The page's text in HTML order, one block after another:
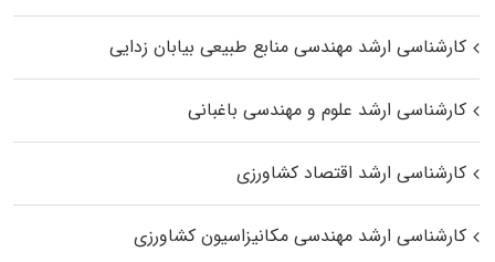
کارشناسی ارشد مهندسی منابع طبیعی بیابان زدایی
کارشناسی ارشد علوم و مهندسی باغبانی
کارشناسی ارشد اقتصاد کشاورزی
کارشناسی ارشد مهندسی مکانیزاسیون کشاورزی